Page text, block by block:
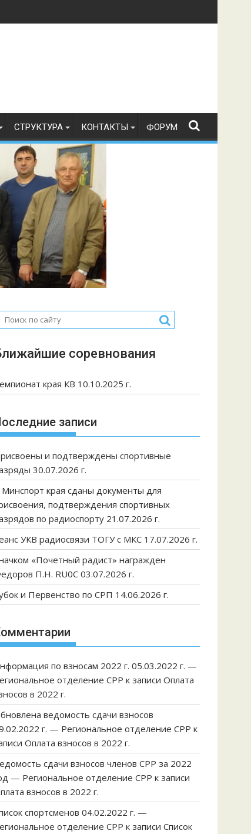
радиоспорту 21.07.2026 г.
СТРУКТУРА КОНТАКТЫ ФОРУМ
соревнования
края КВ 10.10.2025 г.
записи
и подтверждены спортивные
30.07.2026 г.
края сданы документы для
подтверждения спортивных
по радиоспорту 21.07.2026 г.
УКВ радиосвязи ТОГУ с МКС 17.07.2026 г.
«Почетный радист» награжден
П.Н. RU0C 03.07.2026 г.
и Первенство по СРП 14.06.2026 г.
по взносам 2022 г. 05.03.2022 г. —
отделение СРР к записи Оплата
в 2022 г.
ведомость сдачи взносов
г. — Региональное отделение СРР к
Оплата взносов в 2022 г.
сдачи взносов членов СРР за 2022
— Региональное отделение СРР к записи
взносов в 2022 г.
спортсменов 04.02.2022 г. —
отделение СРР к записи Список